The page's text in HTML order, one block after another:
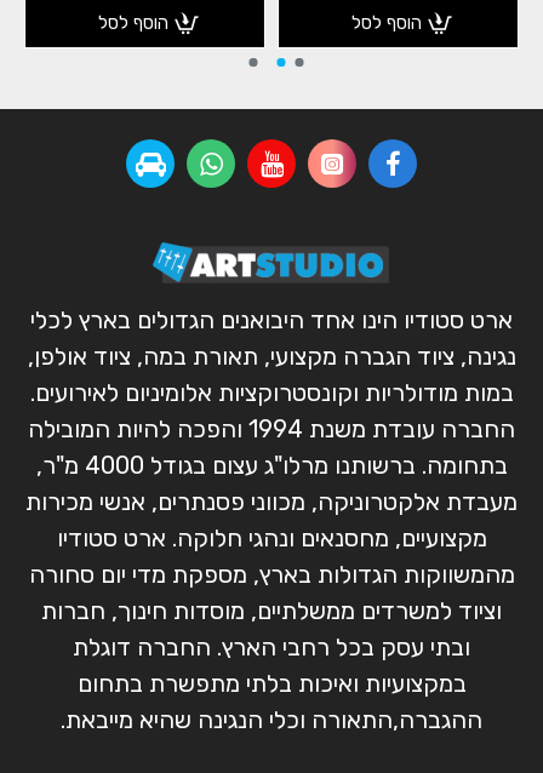
הוסף לסל הוסף לסל
ארט סטודיו הינו אחד היבואנים הגדולים בארץ לכלי
נגינה, ציוד הגברה מקצועי, תאורת במה, ציוד אולפן,
במות מודולריות וקונסטרוקציות אלומיניום לאירועים.
החברה עובדת משנת 1994 והפכה להיות המובילה
בתחומה. ברשותנו מרלו"ג עצום בגודל 4000 מ"ר,
מעבדת אלקטרוניקה, מכווני פסנתרים, אנשי מכירות
מקצועיים, מחסנאים ונהגי חלוקה. ארט סטודיו
מהמשווקות הגדולות בארץ, מספקת מדי יום סחורה
וציוד למשרדים ממשלתיים, מוסדות חינוך, חברות
ובתי עסק בכל רחבי הארץ. החברה דוגלת
במקצועיות ואיכות בלתי מתפשרת בתחום
ההגברה,התאורה וכלי הנגינה שהיא מייבאת.